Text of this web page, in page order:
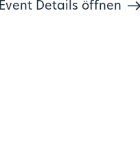
Event Details öffnen